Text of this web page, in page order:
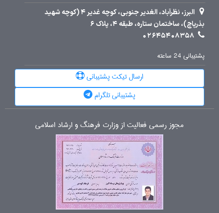
البرز، نظرآباد، الغدیر جنوبی، کوچه غدیر 4 (کوچه شهید
بذرپاچ)، ساختمان ستاره، طبقه 4، پلاک 6
02645408358
پشتیبانی 24 ساعته
ارسال تیکت پشتیبانی
پشتیبانی تلگرام
مجوز رسمی فعالیت از وزارت فرهنگ و ارشاد اسلامی